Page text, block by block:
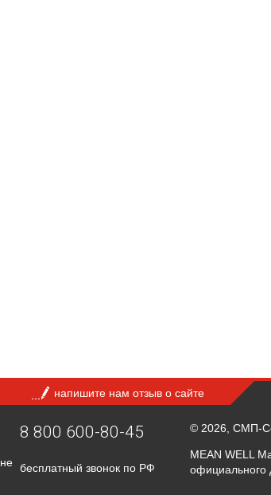
напишите нам отзыв о сайте
8 800 600-80-45
бесплатный звонок по РФ
© 2026, СМП-
MEAN WELL
официального